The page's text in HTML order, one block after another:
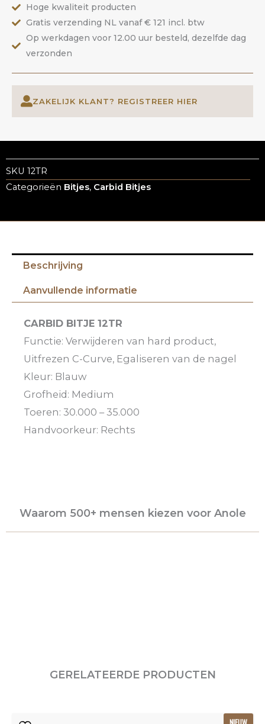
Hoge kwaliteit producten
Gratis verzending NL vanaf € 121 incl. btw
Op werkdagen voor 12.00 uur besteld, dezelfde dag
verzonden
ZAKELIJK KLANT? REGISTREER HIER
SKU 12TR
Categorieën Bitjes, Carbid Bitjes
Beschrijving
Aanvullende informatie
CARBID BITJE 12TR
Functie: Verwijderen van hard product,
Uitfrezen C-Curve, Egaliseren van de nagel
Kleur: Blauw
Grofheid: Medium
Toeren: 30.000 – 35.000
Handvoorkeur: Rechts
Waarom 500+ mensen kiezen voor Anole
GERELATEERDE PRODUCTEN
NIEUW